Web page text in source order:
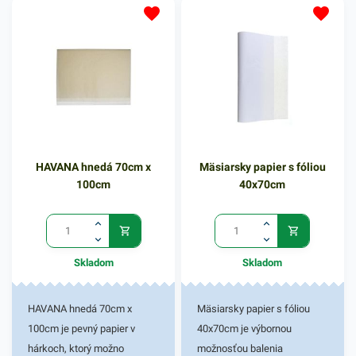
Rozmer 33x25cm. Balenie
riešením pre balenie do
Desiatový papier predstavuje
ekologický výrobok s
hárok má rozmer 30x45cm. V
našej ponuke produktov
nájdete ďalšie podobné či
súvisiace produkty.
HAVANA hnedá 70cm x
100cm
Skladom
HAVANA hnedá 70cm x
100cm je pevný papier v
hárkoch, ktorý možno
Mäsiarsky papier s fóliou
40x70cm
Skladom
Mäsiarsky papier s fóliou
40x70cm je výbornou
možnosťou balenia